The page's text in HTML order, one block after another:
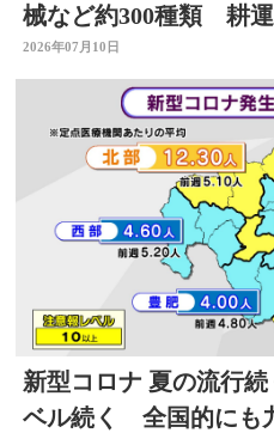
械など約300種類 耕
体験も 大分
2026年07月10日
新型コロナ 夏の流行
ベル続く 全国的にも